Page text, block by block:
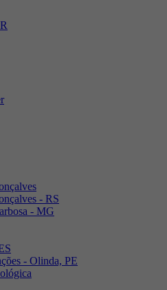
- RS
- MG
- Olinda, PE